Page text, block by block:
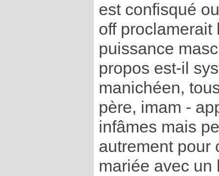
est confisqué
off proclamerait
puissance
propos est-il
manichéen,
père, imam -
infâmes mais
autrement pour
mariée avec un